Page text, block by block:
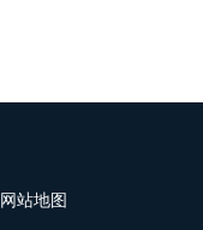
网站地图